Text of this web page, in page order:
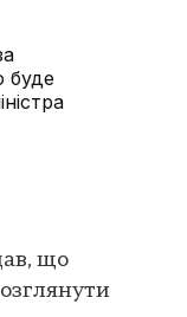
буде
що